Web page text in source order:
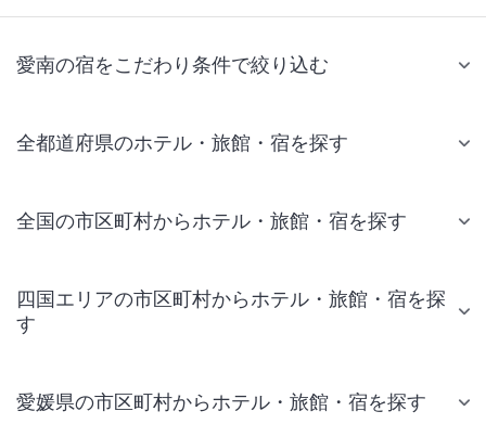
愛南の宿をこだわり条件で絞り込む
全都道府県のホテル・旅館・宿を探す
全国の市区町村からホテル・旅館・宿を探す
四国エリアの市区町村からホテル・旅館・宿を探
す
愛媛県の市区町村からホテル・旅館・宿を探す